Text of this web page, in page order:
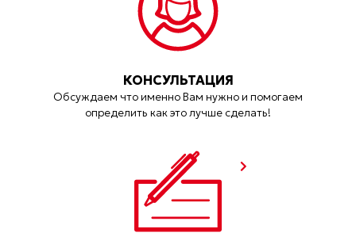
КОНСУЛЬТАЦИЯ
Обсуждаем что именно Вам нужно и помогаем
определить как это лучше сделать!